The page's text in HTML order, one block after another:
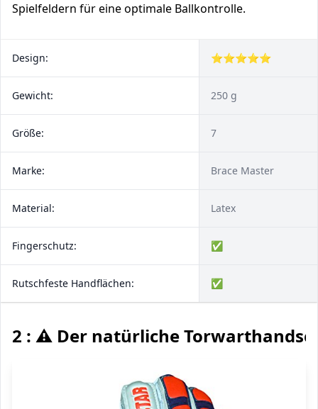
Spielfeldern für eine optimale Ballkontrolle.
Design: ⭐⭐⭐⭐⭐
Gewicht: 250 g
Größe: 7
Marke: Brace Master
Material: Latex
Fingerschutz: ✅
Rutschfeste Handflächen: ✅
2 : ⚠️ Der natürliche